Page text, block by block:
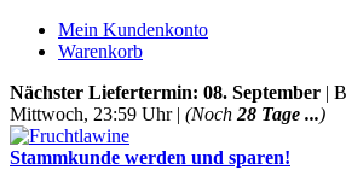
Mein Kundenkonto
Warenkorb
Nächster Liefertermin: 08. September |
Mittwoch, 23:59 Uhr | (Noch 28 Tage ...)
Stammkunde werden und sparen!